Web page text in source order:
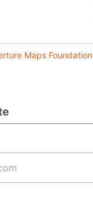
Maps Foundation